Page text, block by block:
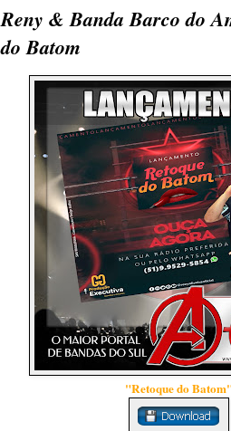
Reny & Banda Barco do
do Batom
"Retoque do